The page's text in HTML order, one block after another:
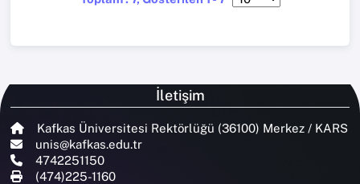
İletişim
Kafkas Üniversitesi Rektörlüğü (36100) Merkez / KARS
unis@kafkas.edu.tr
4742251150
(474)225-1160